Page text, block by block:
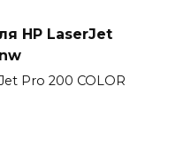
HP LaserJet
Pro 200 COLOR